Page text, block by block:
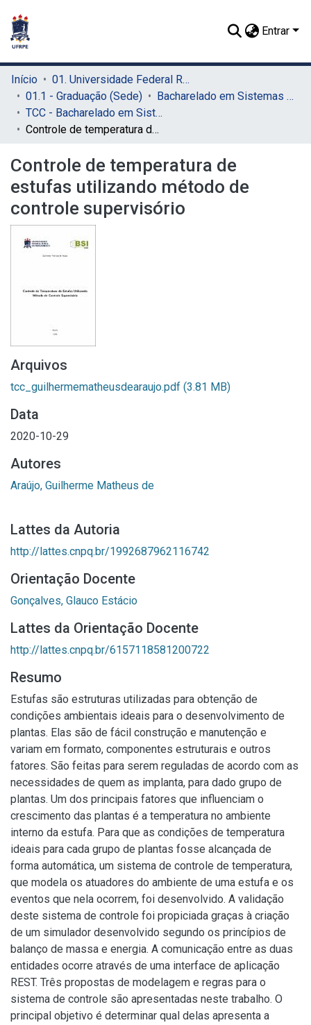
Entrar
Início
01. Universidade Federal Rural de Pernambuco - UFRPE (Sede)
01.1 - Graduação (Sede)
Bacharelado em Sistemas de Informação (Sede)
TCC - Bacharelado em Sistemas da Informação (Sede)
Controle de temperatura de estufas utilizando método de controle supervisório
Controle de temperatura de
estufas utilizando método de
controle supervisório
Arquivos
tcc_guilhermematheusdearaujo.pdf (3.81 MB)
Data
2020-10-29
Autores
Araújo, Guilherme Matheus de
Lattes da Autoria
http://lattes.cnpq.br/1992687962116742
Orientação Docente
Gonçalves, Glauco Estácio
Lattes da Orientação Docente
http://lattes.cnpq.br/6157118581200722
Resumo
Estufas são estruturas utilizadas para obtenção de
condições ambientais ideais para o desenvolvimento de
plantas. Elas são de fácil construção e manutenção e
variam em formato, componentes estruturais e outros
fatores. São feitas para serem reguladas de acordo com as
necessidades de quem as implanta, para dado grupo de
plantas. Um dos principais fatores que influenciam o
crescimento das plantas é a temperatura no ambiente
interno da estufa. Para que as condições de temperatura
ideais para cada grupo de plantas fosse alcançada de
forma automática, um sistema de controle de temperatura,
que modela os atuadores do ambiente de uma estufa e os
eventos que nela ocorrem, foi desenvolvido. A validação
deste sistema de controle foi propiciada graças à criação
de um simulador desenvolvido segundo os princípios de
balanço de massa e energia. A comunicação entre as duas
entidades ocorre através de uma interface de aplicação
REST. Três propostas de modelagem e regras para o
sistema de controle são apresentadas neste trabalho. O
principal objetivo é determinar qual delas apresenta a